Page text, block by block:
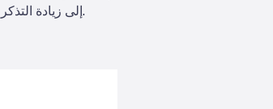
على أقرب الجيران الحقيقيين) مقابل زمن الوصول: يؤدي رفع معلمة بحث HNSW (efSearch) إلى زيادة التذكر على حساب وقت استعلام أعلى.